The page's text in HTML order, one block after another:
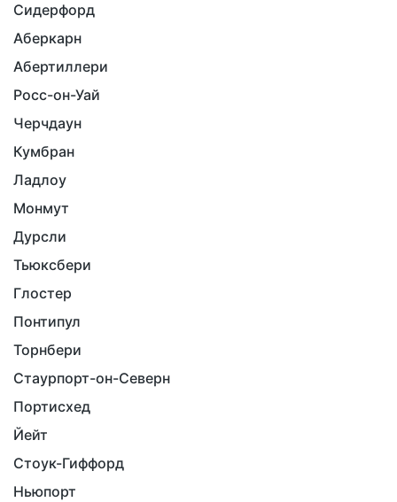
Сидерфорд
Аберкарн
Абертиллери
Росс-он-Уай
Черчдаун
Кумбран
Ладлоу
Монмут
Дурсли
Тьюксбери
Глостер
Понтипул
Торнбери
Стаурпорт-он-Северн
Портисхед
Йейт
Стоук-Гиффорд
Ньюпорт